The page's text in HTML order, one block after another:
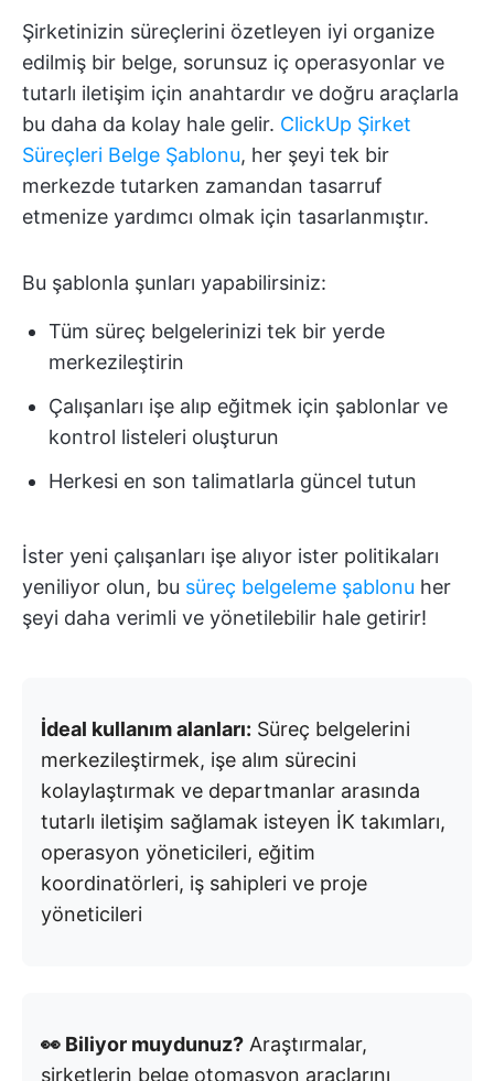
Şirketinizin süreçlerini özetleyen iyi organize
edilmiş bir belge, sorunsuz iç operasyonlar ve
tutarlı iletişim için anahtardır ve doğru araçlarla
bu daha da kolay hale gelir. ClickUp Şirket
Süreçleri Belge Şablonu, her şeyi tek bir
merkezde tutarken zamandan tasarruf
etmenize yardımcı olmak için tasarlanmıştır.
Bu şablonla şunları yapabilirsiniz:
Tüm süreç belgelerinizi tek bir yerde
merkezileştirin
Çalışanları işe alıp eğitmek için şablonlar ve
kontrol listeleri oluşturun
Herkesi en son talimatlarla güncel tutun
İster yeni çalışanları işe alıyor ister politikaları
yeniliyor olun, bu süreç belgeleme şablonu her
şeyi daha verimli ve yönetilebilir hale getirir!
İdeal kullanım alanları: Süreç belgelerini
merkezileştirmek, işe alım sürecini
kolaylaştırmak ve departmanlar arasında
tutarlı iletişim sağlamak isteyen İK takımları,
operasyon yöneticileri, eğitim
koordinatörleri, iş sahipleri ve proje
yöneticileri
👀 Biliyor muydunuz? Araştırmalar,
şirketlerin belge otomasyon araçlarını